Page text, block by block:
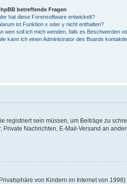
betreffende Fragen
hat diese Forensoftware entwickelt?
ist Funktion x oder y nicht enthalten?
wen soll ich mich wenden, falls es Beschwerden
kann ich einen Administrator des Boards
sein müssen, um Beiträge zu
Nachrichten, E-Mail-Versand an
von Kindern im Internet von